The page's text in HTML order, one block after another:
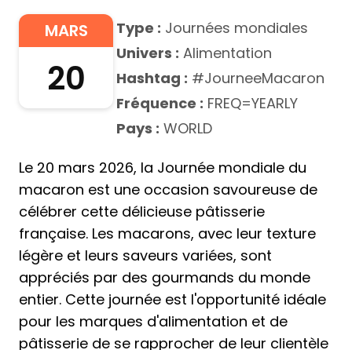
MARS
20
Type : Journées mondiales
Univers : Alimentation
Hashtag : #JourneeMacaron
Fréquence : FREQ=YEARLY
Pays : WORLD
Le 20 mars 2026, la Journée mondiale du
macaron est une occasion savoureuse de
célébrer cette délicieuse pâtisserie
française. Les macarons, avec leur texture
légère et leurs saveurs variées, sont
appréciés par des gourmands du monde
entier. Cette journée est l'opportunité idéale
pour les marques d'alimentation et de
pâtisserie de se rapprocher de leur clientèle